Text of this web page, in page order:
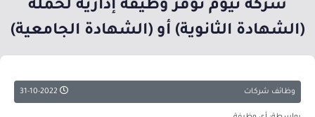
شركة نيوم توفر وظيفة إدارية لحملة
(الشهادة الثانوية) أو (الشهادة الجامعية)
وظائف شركات